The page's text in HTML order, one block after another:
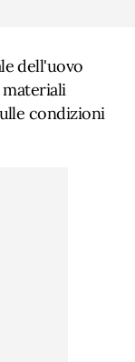
dell'uovo
condizioni